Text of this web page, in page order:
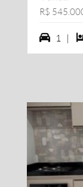
R$
1 vagas
1 |